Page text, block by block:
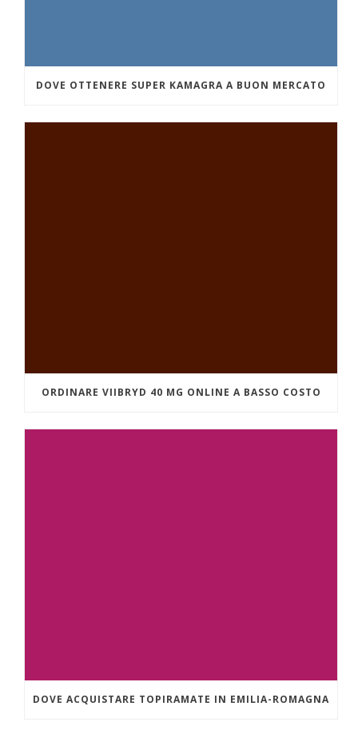
DOVE OTTENERE SUPER KAMAGRA A BUON MERCATO
ORDINARE VIIBRYD 40 MG ONLINE A BASSO COSTO
DOVE ACQUISTARE TOPIRAMATE IN EMILIA-ROMAGNA